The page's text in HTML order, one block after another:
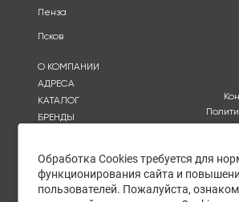
Пенза
Псков
О КОМПАНИИ
АДРЕСА
КАТАЛОГ
БРЕНДЫ
ОТЗЫВЫ
КОНТАКТЫ
Обработка Cookies требуется для
функционирования сайта и
пользователей. Пожалуйста,